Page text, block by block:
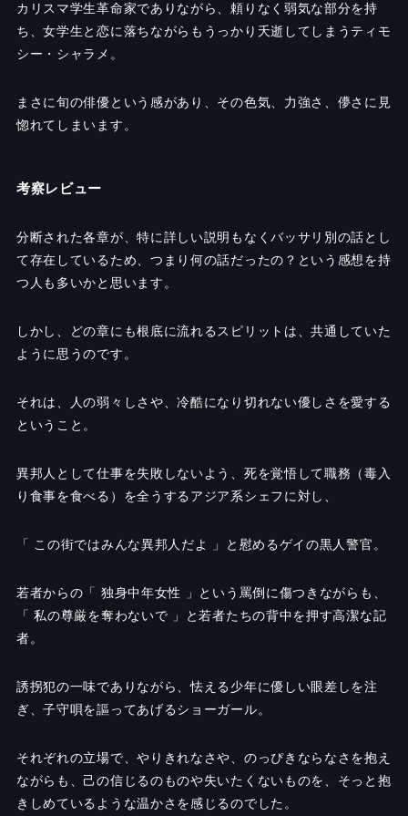
カリスマ学生革命家でありながら、頼りなく弱気な部分を持
ち、女学生と恋に落ちながらもうっかり夭逝してしまうティモ
シー・シャラメ。
まさに旬の俳優という感があり、その色気、力強さ、儚さに見
惚れてしまいます。
考察レビュー
分断された各章が、特に詳しい説明もなくバッサリ別の話とし
て存在しているため、つまり何の話だったの？という感想を持
つ人も多いかと思います。
しかし、どの章にも根底に流れるスピリットは、共通していた
ように思うのです。
それは、人の弱々しさや、冷酷になり切れない優しさを愛する
ということ。
異邦人として仕事を失敗しないよう、死を覚悟して職務（毒入
り食事を食べる）を全うするアジア系シェフに対し、
「 この街ではみんな異邦人だよ 」と慰めるゲイの黒人警官。
若者からの「 独身中年女性 」という罵倒に傷つきながらも、
「 私の尊厳を奪わないで 」と若者たちの背中を押す高潔な記
者。
誘拐犯の一味でありながら、怯える少年に優しい眼差しを注
ぎ、子守唄を謳ってあげるショーガール。
それぞれの立場で、やりきれなさや、のっぴきならなさを抱え
ながらも、己の信じるのものや失いたくないものを、そっと抱
きしめているような温かさを感じるのでした。